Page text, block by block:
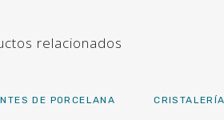
relacionados
DE PORCELANA